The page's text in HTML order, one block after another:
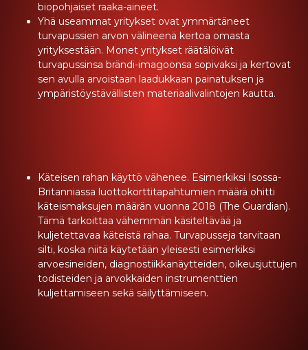
biopohjaiset raaka-aineet.
Yhä useammat yritykset ovat ymmärtäneet
turvapussien arvon välineenä kertoa omasta
yrityksestään. Monet yritykset räätälöivät
turvapussinsa brändi-imagoonsa sopivaksi ja kertovat
sen avulla arvoistaan laadukkaan painatuksen ja
ympäristöystävällisten materiaalivalintojen kautta.
Käteisen rahan käyttö vähenee. Esimerkiksi Isossa-
Britanniassa luottokorttitapahtumien määrä ohitti
käteismaksujen määrän vuonna 2018 (The Guardian).
Tämä tarkoittaa vähemmän käsiteltävää ja
kuljetettavaa käteistä rahaa. Turvapusseja tarvitaan
silti, koska niitä käytetään yleisesti esimerkiksi
arvoesineiden, diagnostiikkanäytteiden, oikeusjuttujen
todisteiden ja arvokkaiden instrumenttien
kuljettamiseen sekä säilyttämiseen.